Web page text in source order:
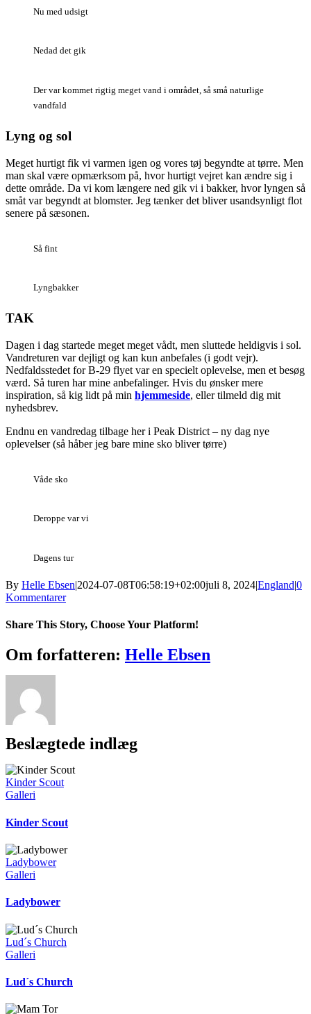
Nu med udsigt
Nedad det gik
Der var kommet rigtig meget vand i området, så små naturlige
vandfald
Lyng og sol
Meget hurtigt fik vi varmen igen og vores tøj begyndte at tørre. Men
man skal være opmærksom på, hvor hurtigt vejret kan ændre sig i
dette område. Da vi kom længere ned gik vi i bakker, hvor lyngen så
småt var begyndt at blomster. Jeg tænker det bliver usandsynligt flot
senere på sæsonen.
Så fint
Lyngbakker
TAK
Dagen i dag startede meget meget vådt, men sluttede heldigvis i sol.
Vandreturen var dejligt og kan kun anbefales (i godt vejr).
Nedfaldsstedet for B-29 flyet var en specielt oplevelse, men et besøg
værd. Så turen har mine anbefalinger. Hvis du ønsker mere
inspiration, så kig lidt på min hjemmeside, eller tilmeld dig mit
nyhedsbrev.
Endnu en vandredag tilbage her i Peak District – ny dag nye
oplevelser (så håber jeg bare mine sko bliver tørre)
Våde sko
Deroppe var vi
Dagens tur
By Helle Ebsen|2024-07-08T06:58:19+02:00juli 8, 2024|England|0
Kommentarer
Share This Story, Choose Your Platform!
Facebook
X
Reddit
LinkedIn
WhatsApp
Telegram
Tumblr
Pinterest
Vk
Xing
E-
mail
Om forfatteren: Helle Ebsen
Beslægtede indlæg
Kinder Scout
Galleri
Kinder Scout
Ladybower
Galleri
Ladybower
Lud´s Church
Galleri
Lud´s Church